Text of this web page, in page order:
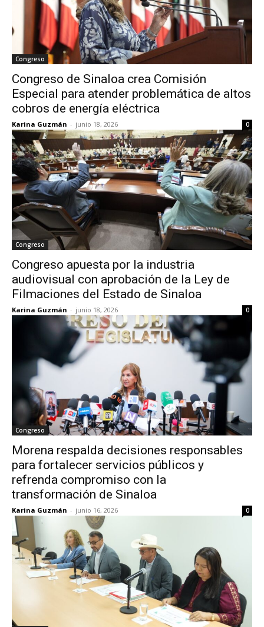
Congreso
Congreso de Sinaloa crea Comisión
Especial para atender problemática de altos
cobros de energía eléctrica
Karina Guzmán - junio 18, 2026 0
Congreso
Congreso apuesta por la industria
audiovisual con aprobación de la Ley de
Filmaciones del Estado de Sinaloa
Karina Guzmán - junio 18, 2026 0
Congreso
Morena respalda decisiones responsables
para fortalecer servicios públicos y
refrenda compromiso con la
transformación de Sinaloa
Karina Guzmán - junio 16, 2026 0